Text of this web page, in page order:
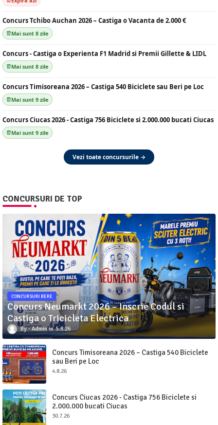
Concurs Tchibo Auchan 2026 – Castiga o Vacanta de 2.000 €
Mai sunt 8 zile
Concurs - Castiga o Experienta F1 Madrid si Premii Gillette & LIDL
Mai sunt 8 zile
Concurs Timisoreana 2026 – Castiga 540 Biciclete sau Beri pe Loc
Mai sunt 9 zile
Concurs Ciucas 2026 - Castiga 756 Biciclete si 2.000.000 bucati Ciucas
Mai sunt 9 zile
Vezi toate concursurile →
CONCURSURI DE TOP
CONCURSURI BERE
Concurs Neumarkt 2026 – Inscrie Codul si
Castiga o Tricicleta Electrica
Admin 5.8.26
Concurs Timisoreana 2026 – Castiga 540 Biciclete
sau Beri pe Loc
4.8.26
Concurs Ciucas 2026 - Castiga 756 Biciclete si
2.000.000 bucati Ciucas
30.7.26